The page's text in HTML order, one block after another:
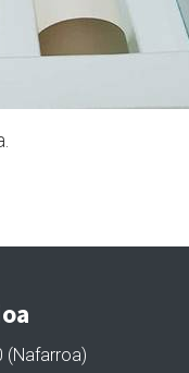
(Nafarroa)